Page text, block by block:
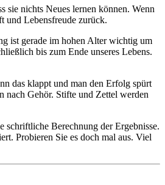
sie nichts Neues lernen können. Wenn
und Lebensfreude zurück.
ist gerade im hohen Alter wichtig um
bis zum Ende unseres Lebens.
das klappt und man den Erfolg spürt
nach Gehör. Stifte und Zettel werden
schriftliche Berechnung der Ergebnisse.
Probieren Sie es doch mal aus. Viel